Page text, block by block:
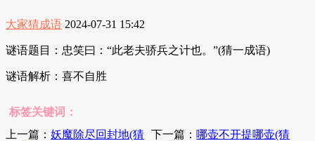
大家猜成语 2024-07-31 15:42
谜语题目：忠笑曰：“此老夫骄兵之计也。”(猜一成语)
谜语解析：喜不自胜
标签关键词：
上一篇： 妖魔除尽回封地(猜
下一篇： 哪壶不开提哪壶(猜